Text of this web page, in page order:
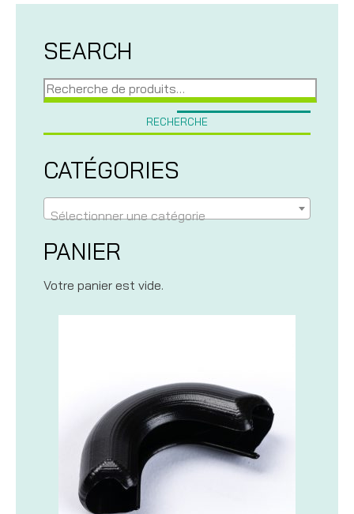
SEARCH
Recherche
pour :
RECHERCHE
CATÉGORIES
Sélectionner une catégorie
PANIER
Votre panier est vide.